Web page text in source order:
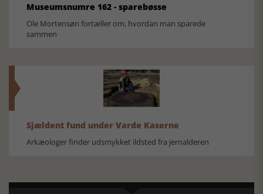
Museumsnumre 162 - sparebøsse
Ole Mortensøn fortæller om, hvordan man sparede
sammen
Sjældent fund under Varde Kaserne
Arkæologer finder udsmykket ildsted fra jernalderen